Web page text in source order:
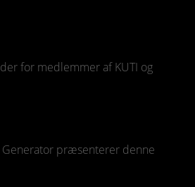
for medlemmer af KUTI og
Generator præsenterer denne